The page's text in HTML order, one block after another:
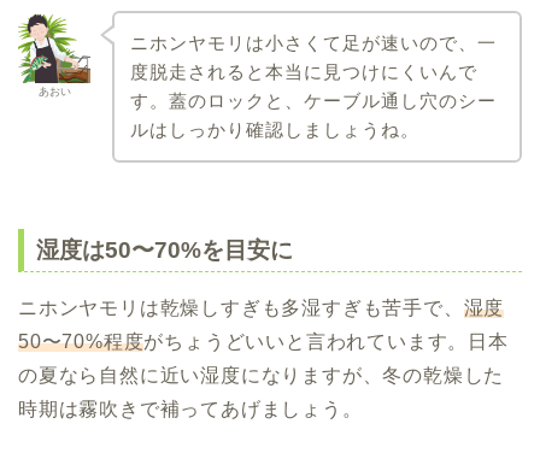
あおい
ニホンヤモリは小さくて足が速いので、一
度脱走されると本当に見つけにくいんで
す。蓋のロックと、ケーブル通し穴のシー
ルはしっかり確認しましょうね。
湿度は50〜70%を目安に
ニホンヤモリは乾燥しすぎも多湿すぎも苦手で、 湿度
50〜70%程度がちょうどいいと言われています。日本
の夏なら自然に近い湿度になりますが、冬の乾燥した
時期は霧吹きで補ってあげましょう。